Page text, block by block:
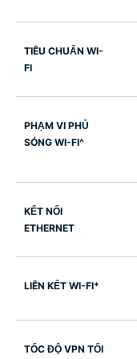
TIÊU CHUẨN WI-
FI
PHẠM VI PHỦ
SÓNG WI-FI^
KẾT NỐI
ETHERNET
LIÊN KẾT WI-FI*
TỐC ĐỘ VPN TỐI